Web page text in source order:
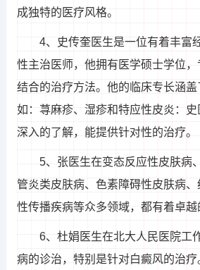
成独特的医疗风格。
4、史传奎医生是一位有着丰富
性主治医师，他拥有医学硕士学位
结合的治疗方法。他的临床专长涵盖
如：荨麻疹、湿疹和特应性皮炎：
深入的了解，能提供针对性的治疗。
5、张医生在变态反应性皮肤病
管炎类皮肤病、色素障碍性皮肤病、
性传播疾病等众多领域，都有着卓越
6、杜娟医生在北大人民医院工
病的诊治，特别是针对白癜风的治